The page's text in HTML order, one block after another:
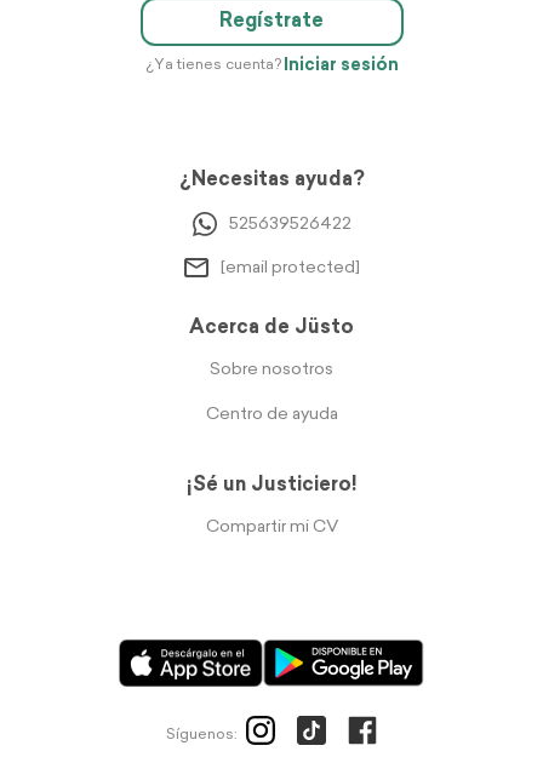
Regístrate
¿Ya tienes cuenta? Iniciar sesión
¿Necesitas ayuda?
525639526422
[email protected]
Acerca de Jüsto
Sobre nosotros
Centro de ayuda
¡Sé un Justiciero!
Compartir mi CV
Síguenos: